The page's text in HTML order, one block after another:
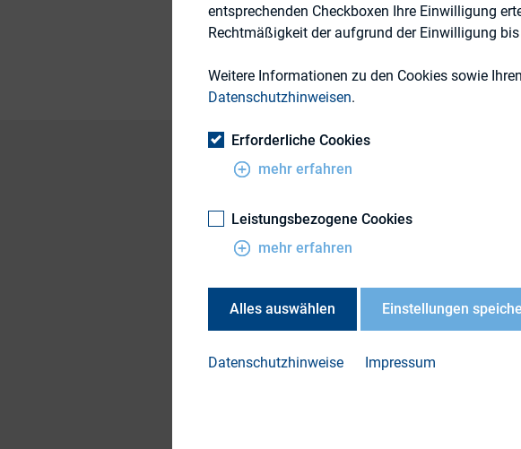
24. November 2022
Frankfurt am Main / Leipzig, 24.
Aufsichtsratsvorsitzenden.
Dr. Sandra Binder-Tietz eine
börsennotierter Unternehmen –
erstmalig systematisch
entsprechenden Checkboxen Ihre Einwilligung
Rechtmäßigkeit der aufgrund der Einwilligung
Weitere Informationen zu den Cookies sowie
Datenschutzhinweisen.
Erforderliche Cookies
mehr erfahren
Leistungsbezogene Cookies
mehr erfahren
Alles auswählen Einstellungen
Datenschutzhinweise Impressum